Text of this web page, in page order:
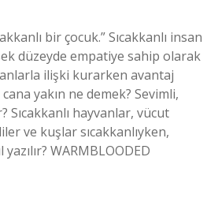
bir çocuk.” Sıcakkanlı insan
düzeyde empatiye sahip olarak
ilişki kurarken avantaj
yakın ne demek? Sevimli,
Sıcakkanlı hayvanlar, vücut
ve kuşlar sıcakkanlıyken,
WARMBLOODED